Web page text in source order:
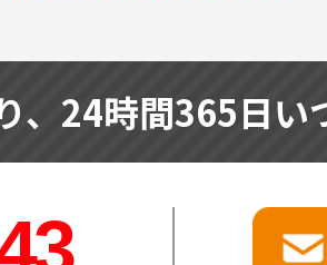
24時間365日い